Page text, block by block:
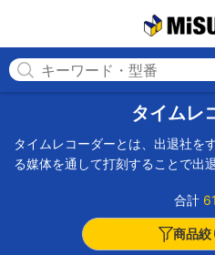
タイムレ
タイムレコーダーとは、出退社を
る媒体を通して打刻することで出
し込み、日時を印字して出退勤の
式、電子式、集計機能付き、シス
用途によって使い分けが可能です
合計 61
商品絞